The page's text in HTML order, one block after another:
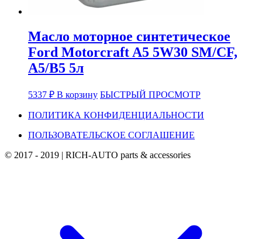
Масло моторное синтетическое
Ford Motorcraft A5 5W30 SM/CF,
A5/B5 5л
5337 ₽ В корзину БЫСТРЫЙ ПРОСМОТР
ПОЛИТИКА КОНФИДЕНЦИАЛЬНОСТИ
ПОЛЬЗОВАТЕЛЬСКОЕ СОГЛАШЕНИЕ
© 2017 - 2019 | RICH-AUTO parts & accessories